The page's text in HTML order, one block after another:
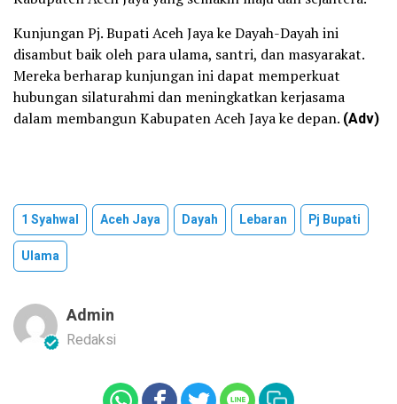
Kunjungan Pj. Bupati Aceh Jaya ke Dayah-Dayah ini
disambut baik oleh para ulama, santri, dan masyarakat.
Mereka berharap kunjungan ini dapat memperkuat
hubungan silaturahmi dan meningkatkan kerjasama
dalam membangun Kabupaten Aceh Jaya ke depan. (Adv)
1 Syahwal Aceh Jaya Dayah Lebaran
Pj Bupati
Ulama
Admin
Redaksi